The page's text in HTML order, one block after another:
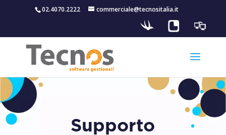
02.4070.2222 commerciale@tecnositalia.it
Supporto